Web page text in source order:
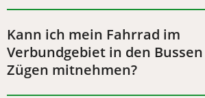
Kann ich mein Fahrrad im
Verbundgebiet in den
Zügen mitnehmen?